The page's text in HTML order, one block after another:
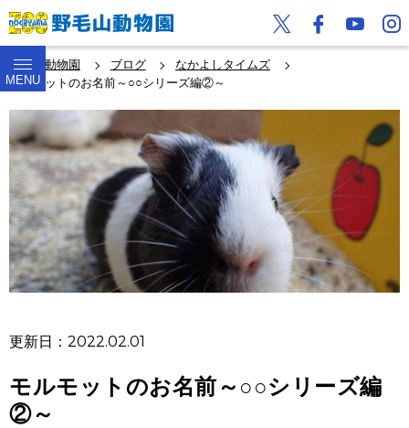
MENU
野毛山動物園 ブログ
なかよしタイムズ
モルモットのお名前～○○シリーズ編②～
更新日：2022.02.01
モルモットのお名前～○○シリーズ編
②～